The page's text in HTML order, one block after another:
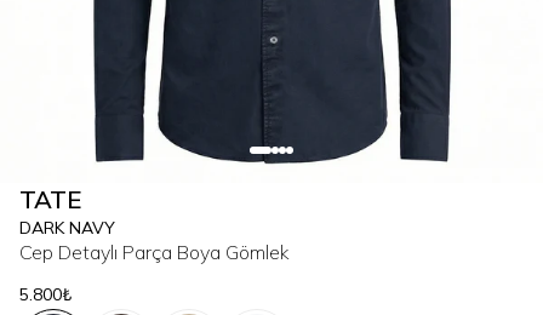
TATE
DARK NAVY
Cep Detaylı Parça Boya Gömlek
5.800₺